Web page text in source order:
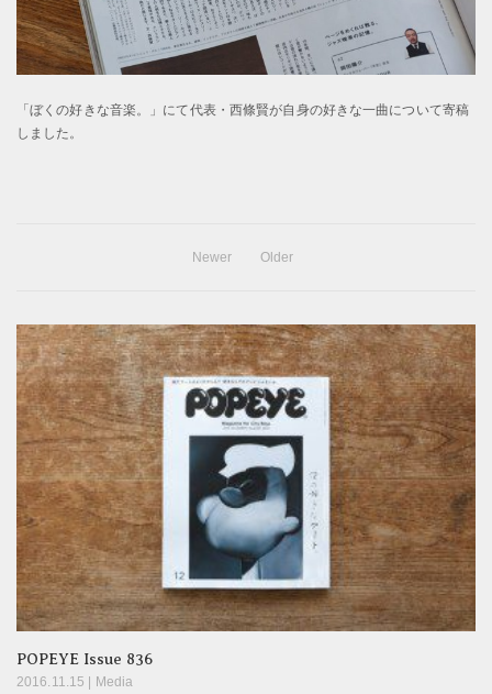
「ぼくの好きな音楽。」にて代表・西條賢が自身の好きな一曲について寄稿
しました。
Older
Newer
POPEYE Issue 836
2016.11.15 | Media